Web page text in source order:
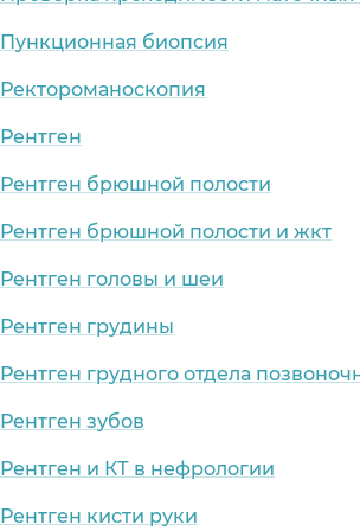
Пункционная биопсия
Ректороманоскопия
Рентген
Рентген брюшной полости
Рентген брюшной полости и жкт
Рентген головы и шеи
Рентген грудины
Рентген грудного отдела
Рентген зубов
Рентген и КТ в нефрологии
Рентген кисти руки